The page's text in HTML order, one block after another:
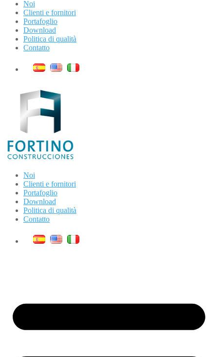
Noi
Clienti e fornitori
Portafoglio
Download
Politica di qualità
Contatto
Noi
Clienti e fornitori
Portafoglio
Download
Politica di qualità
Contatto